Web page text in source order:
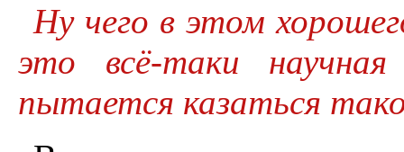
Ну чего в этом
это всё-таки
пытается казаться